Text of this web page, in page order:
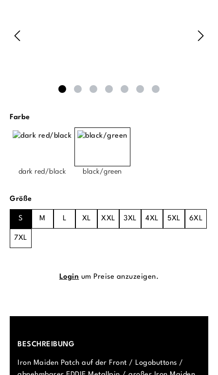
Farbeauswählen
dark red/black black/green
Größeauswählen
S M L XL XXL 3XL 4XL 5XL 6XL
7XL
Login um Preise anzuzeigen.
BESCHREIBUNG
Iron Maiden Patch auf der Front / Logobuttons /